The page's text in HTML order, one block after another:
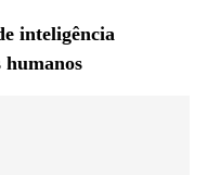
inteligência